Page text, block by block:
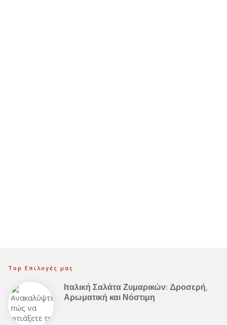
Top Επιλογές μας
Ιταλική Σαλάτα Ζυμαρικών: Δροσερή,
Αρωματική και Νόστιμη